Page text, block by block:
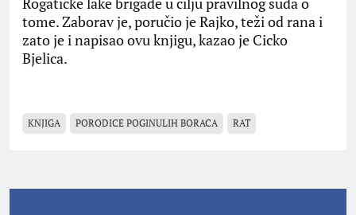
tome. Zaborav je, poručio je Rajko, teži od rana i
zato je i napisao ovu knjigu, kazao je Cicko
Bjelica.
KNJIGA PORODICE POGINULIH BORACA RAT